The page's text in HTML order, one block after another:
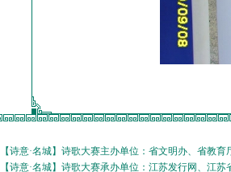
【诗意·名城】诗歌大赛主办单位：省文明办、省教
【诗意·名城】诗歌大赛承办单位：江苏发行网、江